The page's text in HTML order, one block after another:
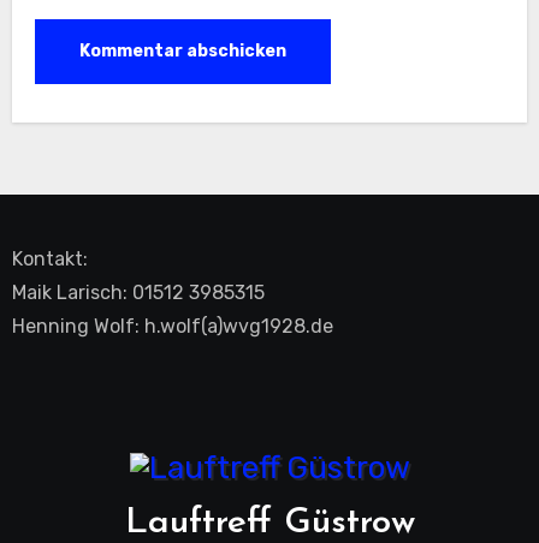
Kontakt:
Maik Larisch: 01512 3985315
Henning Wolf: h.wolf(a)wvg1928.de
Lauftreff Güstrow